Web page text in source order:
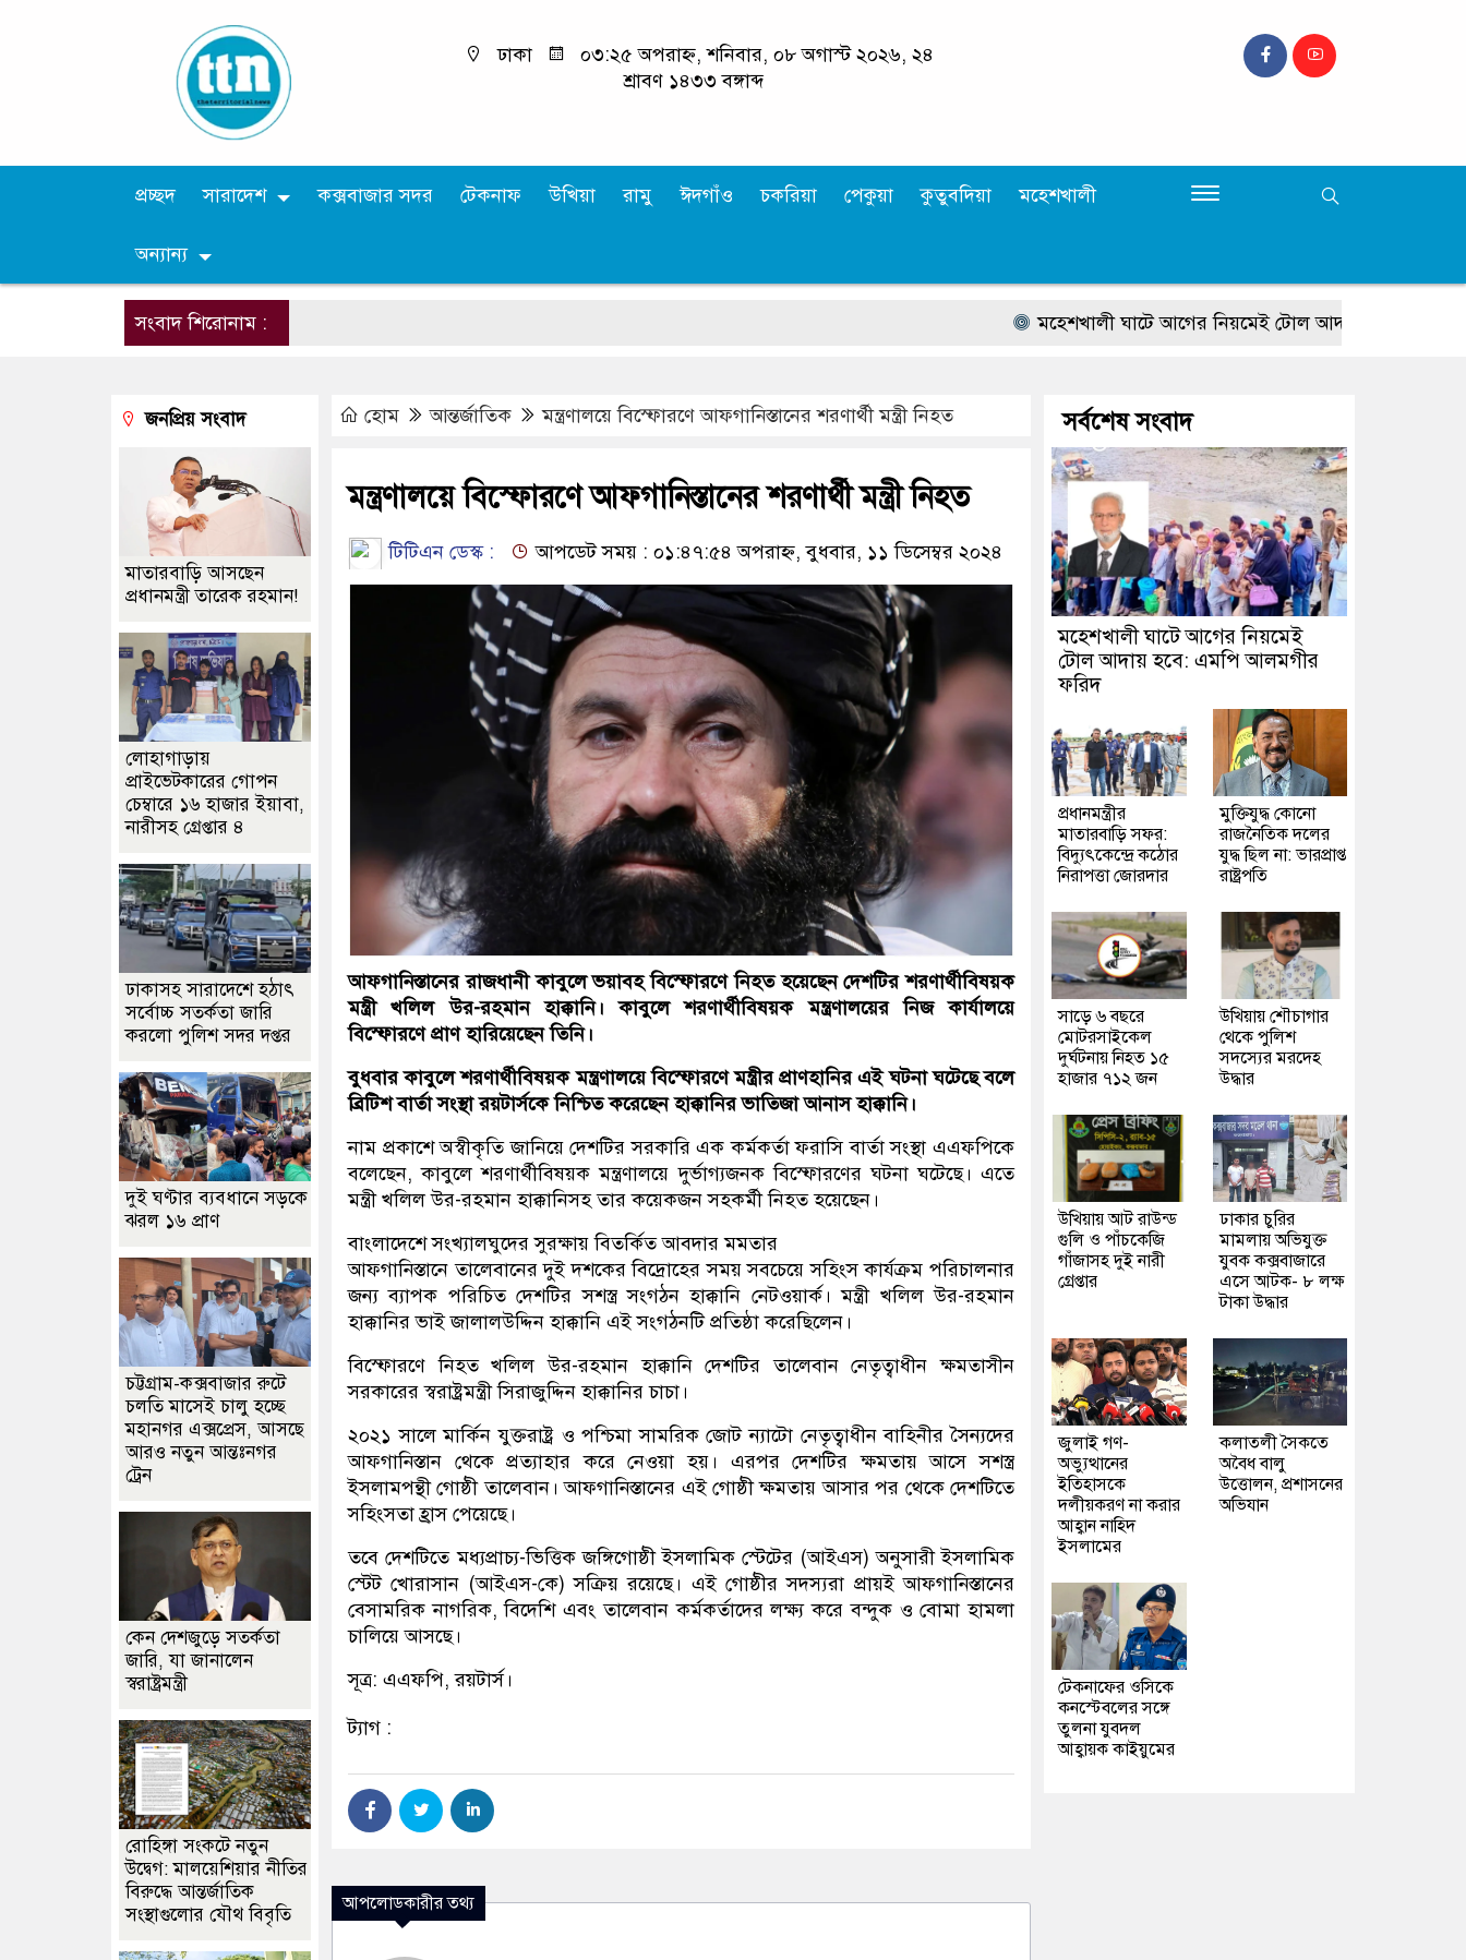
ঢাকা
০৩:২৫ অপরাহ্ন, শনিবার, ০৮ অগাস্ট ২০২৬, ২৪
শ্রাবণ ১৪৩৩ বঙ্গাব্দ
প্রচ্ছদ সারাদেশ কক্সবাজার সদর টেকনাফ উখিয়া রামু ঈদগাঁও চকরিয়া পেকুয়া কুতুবদিয়া মহেশখালী
অন্যান্য
সংবাদ শিরোনাম : মহেশখালী ঘাটে আগের নিয়মেই টোল আদায় হবে: এমপি
হোম আন্তর্জাতিক মন্ত্রণালয়ে বিস্ফোরণে আফগানিস্তানের শরণার্থী মন্ত্রী নিহত
মন্ত্রণালয়ে বিস্ফোরণে আফগানিস্তানের শরণার্থী মন্ত্রী নিহত
টিটিএন ডেস্ক : আপডেট সময় : ০১:৪৭:৫৪ অপরাহ্ন, বুধবার, ১১ ডিসেম্বর ২০২৪
আফগানিস্তানের রাজধানী কাবুলে ভয়াবহ বিস্ফোরণে নিহত হয়েছেন দেশটির শরণার্থীবিষয়ক
মন্ত্রী খলিল উর-রহমান হাক্কানি। কাবুলে শরণার্থীবিষয়ক মন্ত্রণালয়ের নিজ কার্যালয়ে
বিস্ফোরণে প্রাণ হারিয়েছেন তিনি।
বুধবার কাবুলে শরণার্থীবিষয়ক মন্ত্রণালয়ে বিস্ফোরণে মন্ত্রীর প্রাণহানির এই ঘটনা ঘটেছে বলে
ব্রিটিশ বার্তা সংস্থা রয়টার্সকে নিশ্চিত করেছেন হাক্কানির ভাতিজা আনাস হাক্কানি।
নাম প্রকাশে অস্বীকৃতি জানিয়ে দেশটির সরকারি এক কর্মকর্তা ফরাসি বার্তা সংস্থা এএফপিকে
বলেছেন, কাবুলে শরণার্থীবিষয়ক মন্ত্রণালয়ে দুর্ভাগ্যজনক বিস্ফোরণের ঘটনা ঘটেছে। এতে
মন্ত্রী খলিল উর-রহমান হাক্কানিসহ তার কয়েকজন সহকর্মী নিহত হয়েছেন।
বাংলাদেশে সংখ্যালঘুদের সুরক্ষায় বিতর্কিত আবদার মমতার
আফগানিস্তানে তালেবানের দুই দশকের বিদ্রোহের সময় সবচেয়ে সহিংস কার্যক্রম পরিচালনার
জন্য ব্যাপক পরিচিত দেশটির সশস্ত্র সংগঠন হাক্কানি নেটওয়ার্ক। মন্ত্রী খলিল উর-রহমান
হাক্কানির ভাই জালালউদ্দিন হাক্কানি এই সংগঠনটি প্রতিষ্ঠা করেছিলেন।
বিস্ফোরণে নিহত খলিল উর-রহমান হাক্কানি দেশটির তালেবান নেতৃত্বাধীন ক্ষমতাসীন
সরকারের স্বরাষ্ট্রমন্ত্রী সিরাজুদ্দিন হাক্কানির চাচা।
২০২১ সালে মার্কিন যুক্তরাষ্ট্র ও পশ্চিমা সামরিক জোট ন্যাটো নেতৃত্বাধীন বাহিনীর সৈন্যদের
আফগানিস্তান থেকে প্রত্যাহার করে নেওয়া হয়। এরপর দেশটির ক্ষমতায় আসে সশস্ত্র
ইসলামপন্থী গোষ্ঠী তালেবান। আফগানিস্তানের এই গোষ্ঠী ক্ষমতায় আসার পর থেকে দেশটিতে
সহিংসতা হ্রাস পেয়েছে।
তবে দেশটিতে মধ্যপ্রাচ্য-ভিত্তিক জঙ্গিগোষ্ঠী ইসলামিক স্টেটের (আইএস) অনুসারী ইসলামিক
স্টেট খোরাসান (আইএস-কে) সক্রিয় রয়েছে। এই গোষ্ঠীর সদস্যরা প্রায়ই আফগানিস্তানের
বেসামরিক নাগরিক, বিদেশি এবং তালেবান কর্মকর্তাদের লক্ষ্য করে বন্দুক ও বোমা হামলা
চালিয়ে আসছে।
সূত্র: এএফপি, রয়টার্স।
ট্যাগ :
আপলোডকারীর তথ্য
জনপ্রিয় সংবাদ
মাতারবাড়ি আসছেন
প্রধানমন্ত্রী তারেক রহমান!
লোহাগাড়ায়
প্রাইভেটকারের গোপন
চেম্বারে ১৬ হাজার ইয়াবা,
নারীসহ গ্রেপ্তার ৪
ঢাকাসহ সারাদেশে হঠাৎ
সর্বোচ্চ সতর্কতা জা‌রি
করলো পুলিশ সদর দপ্তর
দুই ঘণ্টার ব্যবধানে সড়কে
ঝরল ১৬ প্রাণ
চট্টগ্রাম-কক্সবাজার রুটে
চলতি মাসেই চালু হচ্ছে
মহানগর এক্সপ্রেস, আসছে
আরও নতুন আন্তঃনগর
ট্রেন
কেন দেশজুড়ে সতর্কতা
জারি, যা জানালেন
স্বরাষ্ট্রমন্ত্রী
রোহিঙ্গা সংকটে নতুন
উদ্বেগ: মালয়েশিয়ার নীতির
বিরুদ্ধে আন্তর্জাতিক
সংস্থাগুলোর যৌথ বিবৃতি
সর্বশেষ সংবাদ
মহেশখালী ঘাটে আগের নিয়মেই
টোল আদায় হবে: এমপি আলমগীর
ফরিদ
প্রধানমন্ত্রীর
মাতারবাড়ি সফর:
বিদ্যুৎকেন্দ্রে কঠোর
নিরাপত্তা জোরদার
মুক্তিযুদ্ধ কোনো
রাজনৈতিক দলের
যুদ্ধ ছিল না: ভারপ্রাপ্ত
রাষ্ট্রপতি
সাড়ে ৬ বছরে
মোটরসাইকেল
দুর্ঘটনায় নিহত ১৫
হাজার ৭১২ জন
উখিয়ায় শৌচাগার
থেকে পুলিশ
সদস্যের মরদেহ
উদ্ধার
উখিয়ায় আট রাউন্ড
গুলি ও পাঁচকেজি
গাঁজাসহ দুই নারী
গ্রেপ্তার
ঢাকার চুরির
মামলায় অভিযুক্ত
যুবক কক্সবাজারে
এসে আটক- ৮ লক্ষ
টাকা উদ্ধার
জুলাই গণ-
অভ্যুত্থানের
ইতিহাসকে
দলীয়করণ না করার
আহ্বান নাহিদ
ইসলামের
কলাতলী সৈকতে
অবৈধ বালু
উত্তোলন, প্রশাসনের
অভিযান
টেকনাফের ওসিকে
কনস্টেবলের সঙ্গে
তুলনা যুবদল
আহ্বায়ক কাইয়ুমের